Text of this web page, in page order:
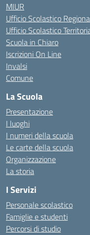
MIUR
Ufficio Scolastico
Ufficio Scolastico
Scuola in Chiaro
Iscrizioni On Line
Invalsi
Comune
La Scuola
Presentazione
I luoghi
I numeri della scuola
Le carte della scuola
Organizzazione
La storia
I Servizi
Personale scolastico
Famiglie e studenti
Percorsi di studio